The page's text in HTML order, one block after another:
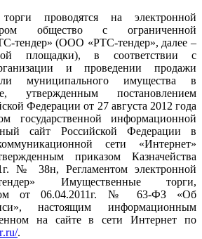
проводятся на электронной
общество с ограниченной
тендер» (ООО «РТС-тендер», далее –
площадки), в соответствии с
и проведении продажи
муниципального имущества в
утвержденным постановлением
Федерации от 27 августа 2012 года
государственной информационной
сайт Российской Федерации в
сети «Интернет»
приказом Казначейства
№ 38н, Регламентом электронной
Имущественные торги,
от 06.04.2011г. № 63-ФЗ «Об
настоящим информационным
на сайте в сети Интернет по
.ru/.